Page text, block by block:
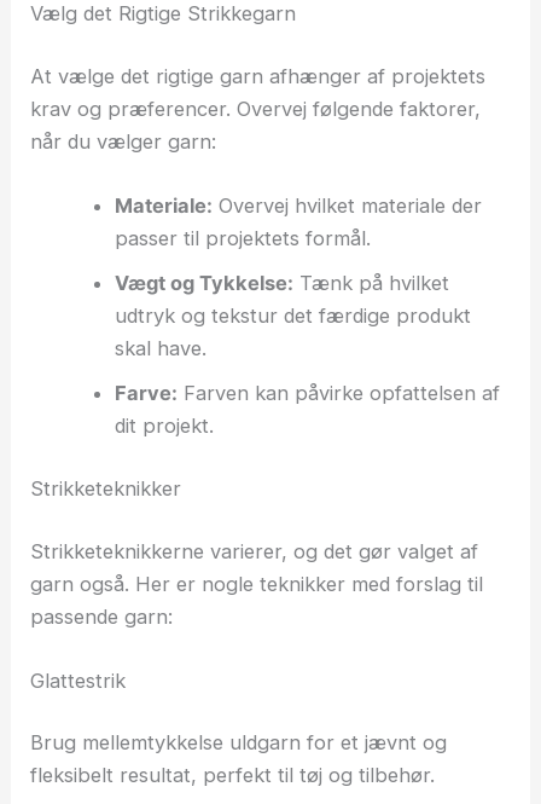
Vælg det Rigtige Strikkegarn
At vælge det rigtige garn afhænger af projektets
krav og præferencer. Overvej følgende faktorer,
når du vælger garn:
Materiale: Overvej hvilket materiale der
passer til projektets formål.
Vægt og Tykkelse: Tænk på hvilket
udtryk og tekstur det færdige produkt
skal have.
Farve: Farven kan påvirke opfattelsen af
dit projekt.
Strikketeknikker
Strikketeknikkerne varierer, og det gør valget af
garn også. Her er nogle teknikker med forslag til
passende garn:
Glattestrik
Brug mellemtykkelse uldgarn for et jævnt og
fleksibelt resultat, perfekt til tøj og tilbehør.